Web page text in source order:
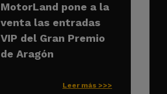
MotorLand pone a la
venta las entradas
VIP del Gran Premio
de Aragón
Leer más >>>